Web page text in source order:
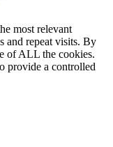
most relevant
and repeat visits. By
of ALL the cookies.
provide a controlled